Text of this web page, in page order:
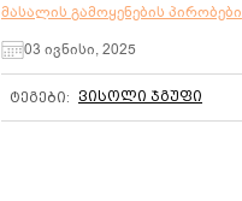
მასალის გამოყენების პირობები
03 ივნისი, 2025
ტეგები: ვისოლი ჯგუფი